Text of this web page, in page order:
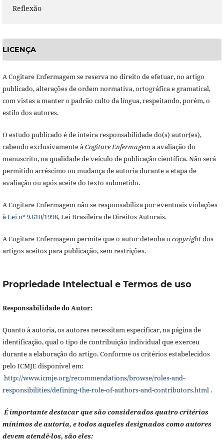
Reflexão
LICENÇA
A Cogitare Enfermagem se reserva no direito de efetuar, no artigo
publicado, alterações de ordem normativa, ortográfica e gramatical,
com vistas a manter o padrão culto da língua, respeitando, porém, o
estilo dos autores.
O estudo publicado é de inteira responsabilidade do(s) autor(es),
cabendo exclusivamente àCogitare Enfermagema avaliação do
manuscrito, na qualidade de veículo de publicação científica. Não será
permitido acréscimo ou mudança de autoria durante a etapa de
avaliação ou após aceite do texto submetido.
A Cogitare Enfermagem não se responsabiliza por eventuais violações
àLei nº 9.610/1998, Lei Brasileira de Direitos Autorais.
A Cogitare Enfermagem permite que o autor detenha o copyrightdos
artigos aceitos para publicação, sem restrições.
Propriedade Intelectual e Termos de uso
Responsabilidade do Autor:
Quanto à autoria, os autores necessitam especificar, na página de
identificação, qual o tipo de contribuição individual que exerceu
durante a elaboração do artigo. Conforme os critérios estabelecidos
pelo ICMJE disponível em:
http://www.icmje.org/recommendations/browse/roles-and-
responsibilities/defining-the-role-of-authors-and-contributors.html.
É importante destacar que são considerados quatro critérios
mínimos de autoria, e todos aqueles designados como autores
devem atendê-los, são eles: